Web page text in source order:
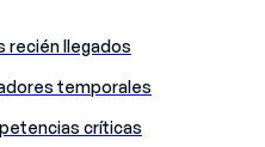
recién llegados
temporales
críticas
reservados.
los datos